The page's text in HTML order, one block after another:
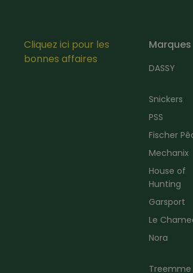
Cliquez ici pour les
bonnes affaires
Marques
DASSY
Snickers
PSS
Fischer
Mechanix
House of
Hunting
Garsport
Le
Nora
Treemme